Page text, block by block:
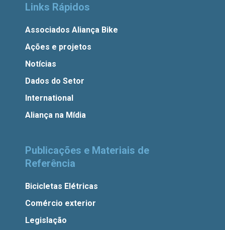
Links Rápidos
Associados Aliança Bike
Ações e projetos
Notícias
Dados do Setor
International
Aliança na Mídia
Publicações e Materiais de
Referência
Bicicletas Elétricas
Comércio exterior
Legislação